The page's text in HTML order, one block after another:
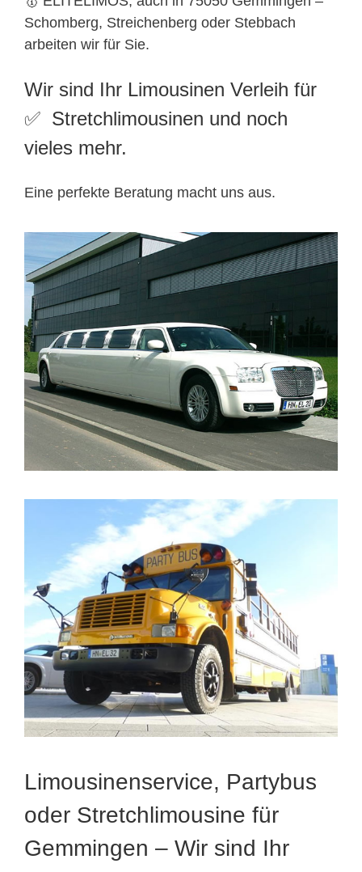
Schomberg, Streichenberg oder Stebbach
arbeiten wir für Sie.
Wir sind Ihr Limousinen Verleih für
✅ Stretchlimousinen und noch
vieles mehr.
Eine perfekte Beratung macht uns aus.
Limousinenservice, Partybus
oder Stretchlimousine für
Gemmingen – Wir sind Ihr